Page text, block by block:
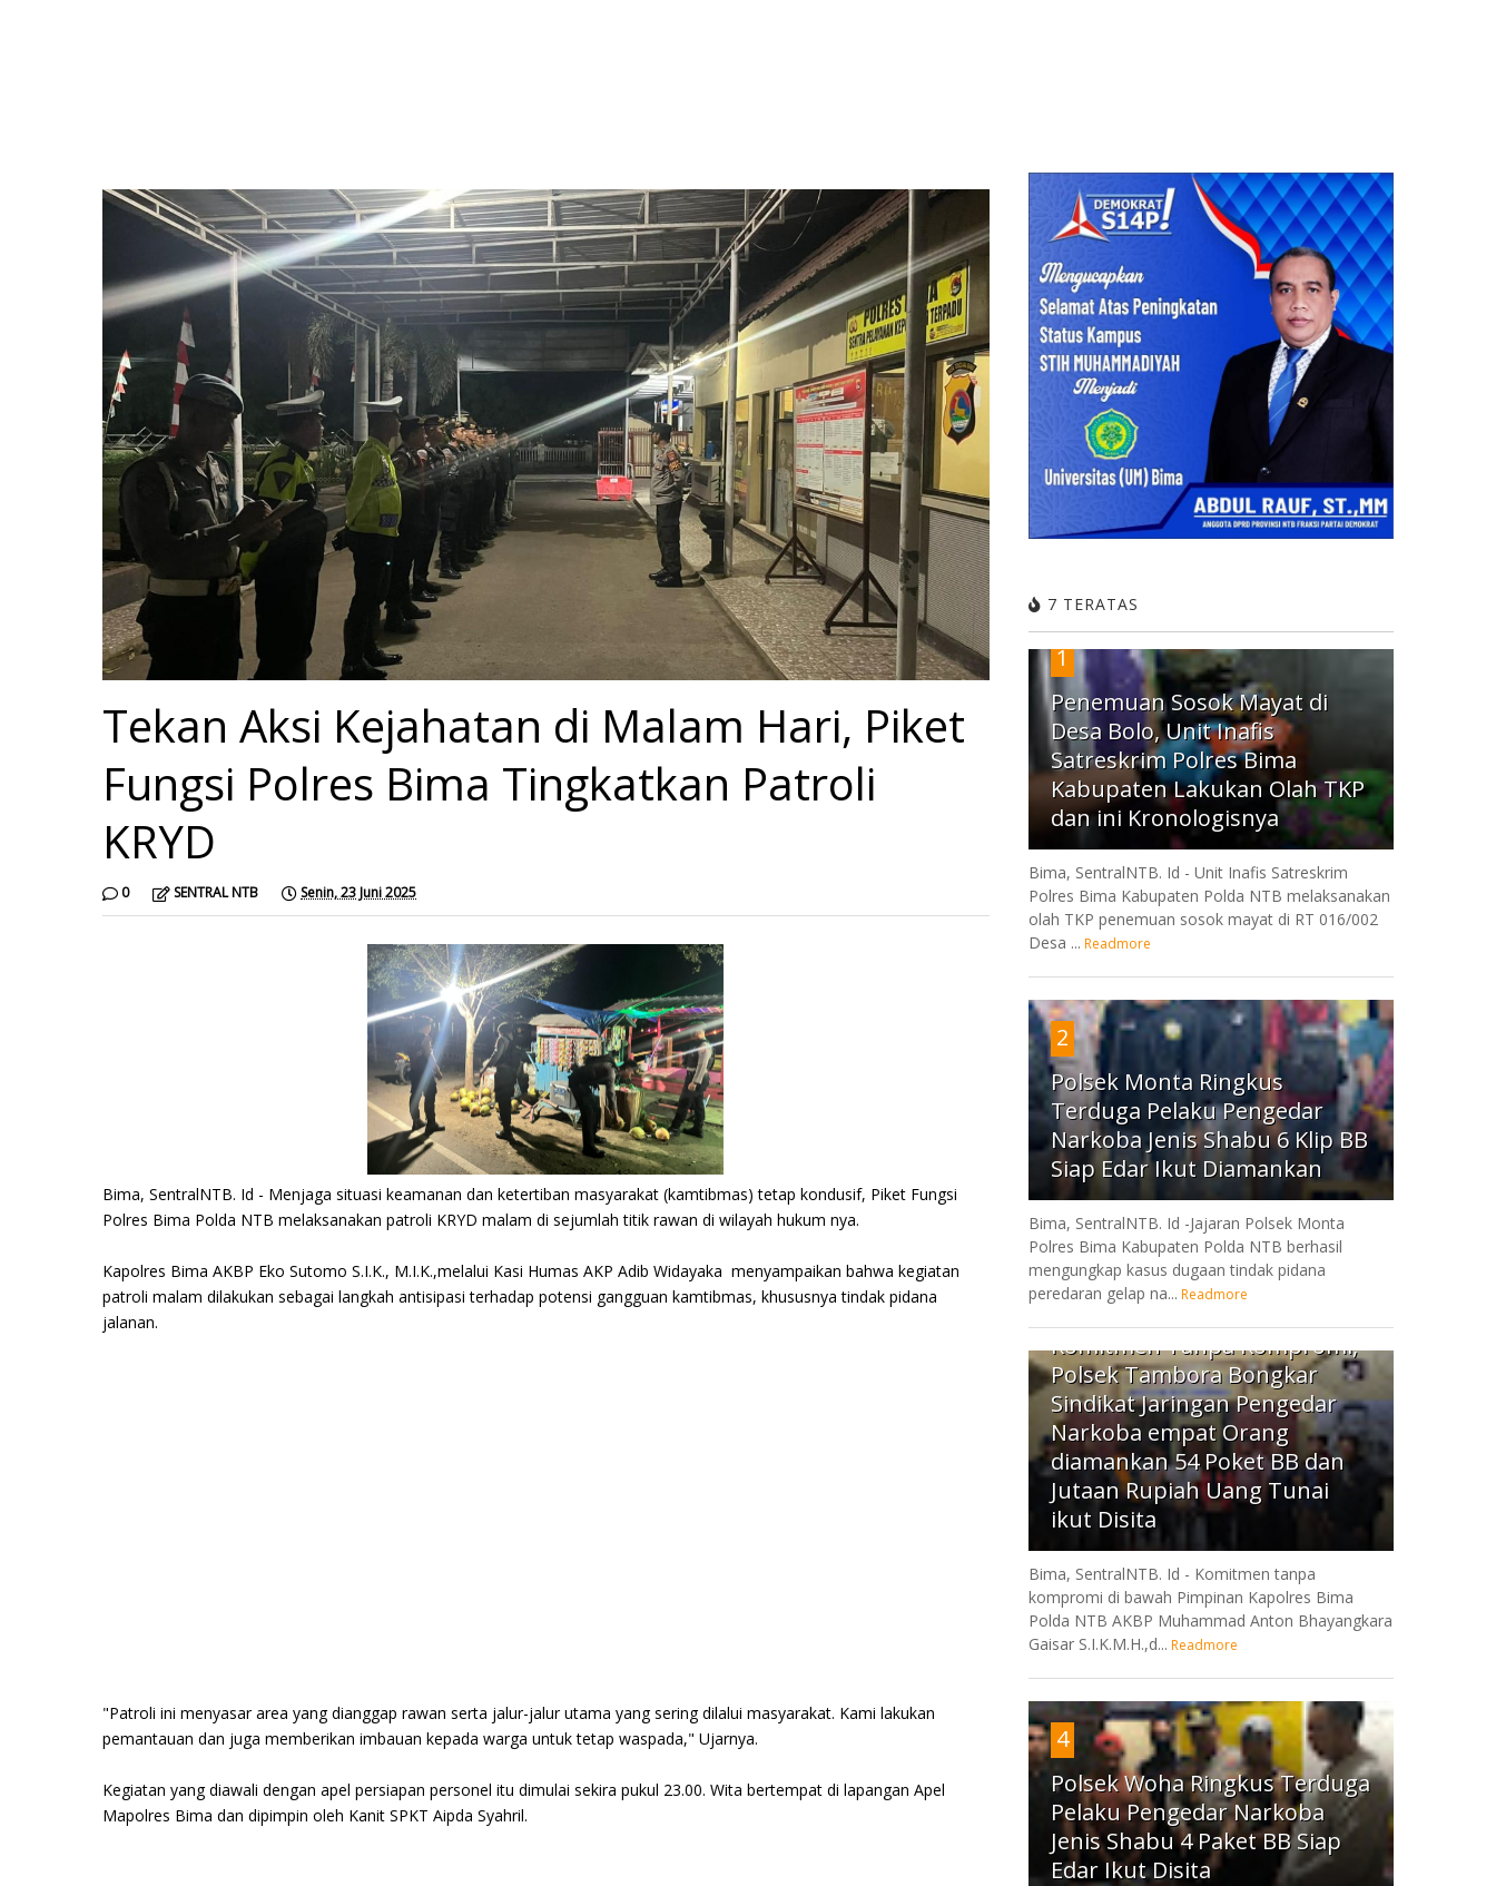
Tekan Aksi Kejahatan di Malam Hari, Piket
Fungsi Polres Bima Tingkatkan Patroli
KRYD
0 SENTRAL NTB Senin, 23 Juni 2025
Bima, SentralNTB. Id - Menjaga situasi keamanan dan ketertiban masyarakat (kamtibmas) tetap kondusif, Piket Fungsi
Polres Bima Polda NTB melaksanakan patroli KRYD malam di sejumlah titik rawan di wilayah hukum nya.
Kapolres Bima AKBP Eko Sutomo S.I.K., M.I.K.,melalui Kasi Humas AKP Adib Widayaka menyampaikan bahwa kegiatan
patroli malam dilakukan sebagai langkah antisipasi terhadap potensi gangguan kamtibmas, khususnya tindak pidana
jalanan.
"Patroli ini menyasar area yang dianggap rawan serta jalur-jalur utama yang sering dilalui masyarakat. Kami lakukan
pemantauan dan juga memberikan imbauan kepada warga untuk tetap waspada," Ujarnya.
Kegiatan yang diawali dengan apel persiapan personel itu dimulai sekira pukul 23.00. Wita bertempat di lapangan Apel
Mapolres Bima dan dipimpin oleh Kanit SPKT Aipda Syahril.
7 TERATAS
1
Penemuan Sosok Mayat di
Desa Bolo, Unit Inafis
Satreskrim Polres Bima
Kabupaten Lakukan Olah TKP
dan ini Kronologisnya
Bima, SentralNTB. Id - Unit Inafis Satreskrim
Polres Bima Kabupaten Polda NTB melaksanakan
olah TKP penemuan sosok mayat di RT 016/002
Desa ... Readmore
2
Polsek Monta Ringkus
Terduga Pelaku Pengedar
Narkoba Jenis Shabu 6 Klip BB
Siap Edar Ikut Diamankan
Bima, SentralNTB. Id -Jajaran Polsek Monta
Polres Bima Kabupaten Polda NTB berhasil
mengungkap kasus dugaan tindak pidana
peredaran gelap na... Readmore
3
Komitmen Tanpa Kompromi,
Polsek Tambora Bongkar
Sindikat Jaringan Pengedar
Narkoba empat Orang
diamankan 54 Poket BB dan
Jutaan Rupiah Uang Tunai
ikut Disita
Bima, SentralNTB. Id - Komitmen tanpa
kompromi di bawah Pimpinan Kapolres Bima
Polda NTB AKBP Muhammad Anton Bhayangkara
Gaisar S.I.K.M.H.,d... Readmore
4
Polsek Woha Ringkus Terduga
Pelaku Pengedar Narkoba
Jenis Shabu 4 Paket BB Siap
Edar Ikut Disita